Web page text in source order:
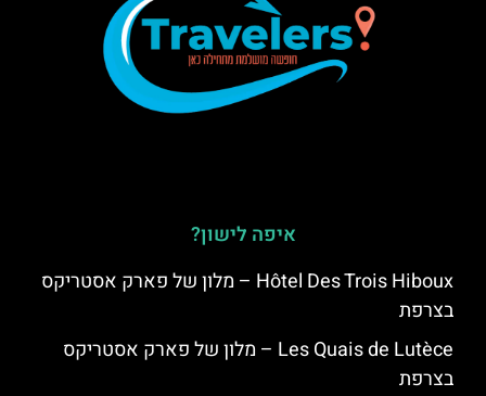
איפה לישון?
Hôtel Des Trois Hiboux – מלון של פארק אסטריקס
בצרפת
Les Quais de Lutèce – מלון של פארק אסטריקס
בצרפת